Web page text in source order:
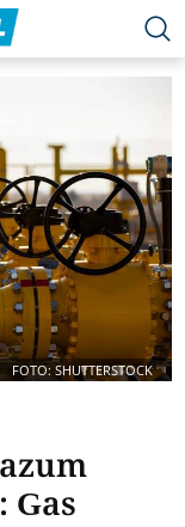
FOTO: SHUTTERSTOCK
Gas